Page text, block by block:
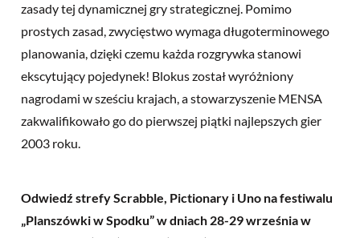
zasady tej dynamicznej gry strategicznej. Pomimo
prostych zasad, zwycięstwo wymaga długoterminowego
planowania, dzięki czemu każda rozgrywka stanowi
ekscytujący pojedynek! Blokus został wyróżniony
nagrodami w sześciu krajach, a stowarzyszenie MENSA
zakwalifikowało go do pierwszej piątki najlepszych gier
2003 roku.
Odwiedź strefy Scrabble, Pictionary i Uno na festiwalu
„Planszówki w Spodku” w dniach 28-29 września w